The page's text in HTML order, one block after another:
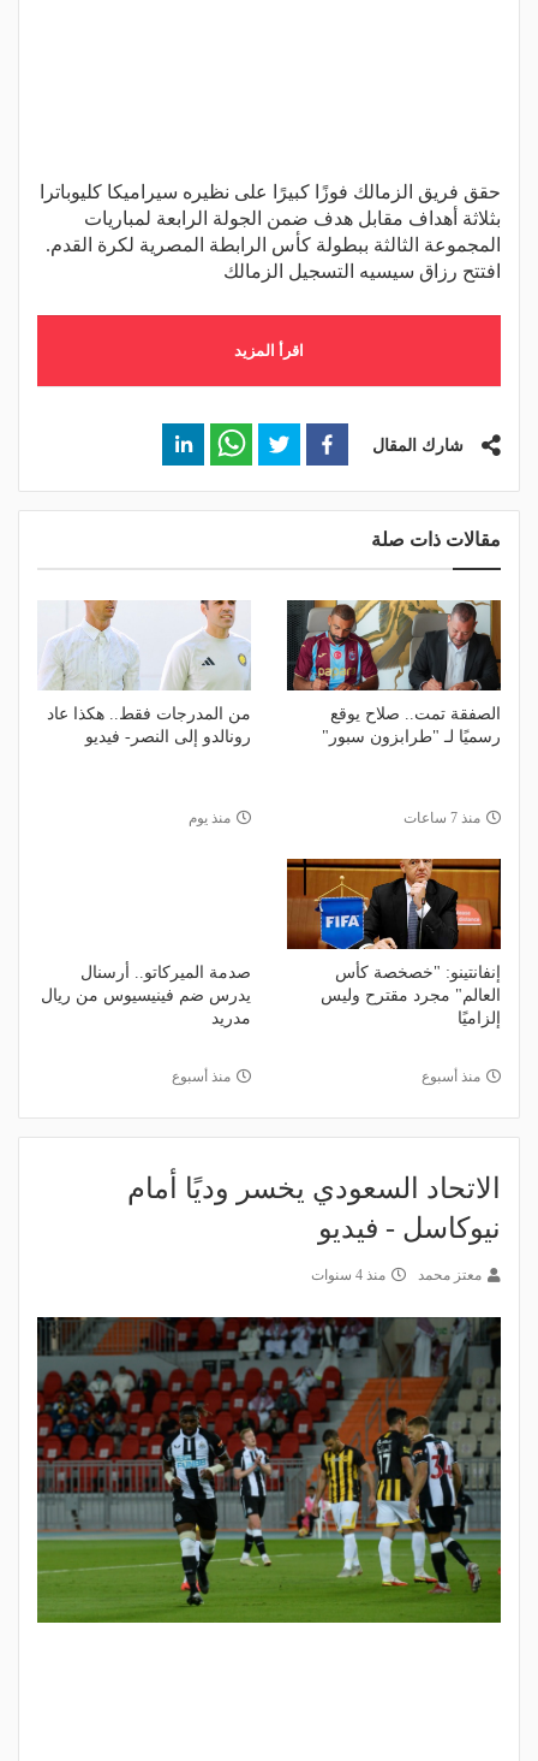
حقق فريق الزمالك فوزًا كبيرًا على نظيره سيراميكا كليوباترا
بثلاثة أهداف مقابل هدف ضمن الجولة الرابعة لمباريات
المجموعة الثالثة ببطولة كأس الرابطة المصرية لكرة القدم.
افتتح رزاق سيسيه التسجيل الزمالك
اقرأ المزيد
شارك المقال
مقالات ذات صلة
الصفقة تمت.. صلاح يوقع
رسميًا لـ "طرابزون سبور"
منذ 7 ساعات
من المدرجات فقط.. هكذا عاد
رونالدو إلى النصر- فيديو
منذ يوم
إنفانتينو: "خصخصة كأس
العالم" مجرد مقترح وليس
إلزاميًا
منذ أسبوع
صدمة الميركاتو.. أرسنال
يدرس ضم فينيسيوس من ريال
مدريد
منذ أسبوع
الاتحاد السعودي يخسر وديًا أمام
نيوكاسل - فيديو
معتز محمد منذ 4 سنوات